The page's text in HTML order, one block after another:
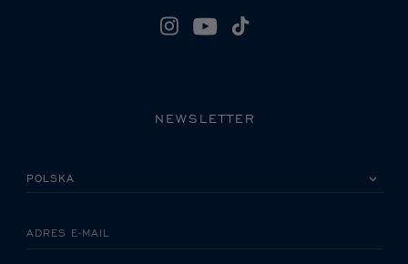
NEWSLETTER
ADRES E-MAIL